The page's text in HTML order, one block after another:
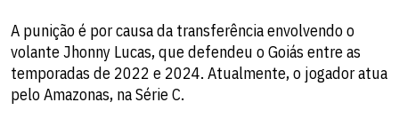
A punição é por causa da transferência envolvendo o
volante Jhonny Lucas, que defendeu o Goiás entre as
temporadas de 2022 e 2024. Atualmente, o jogador atua
pelo Amazonas, na Série C.